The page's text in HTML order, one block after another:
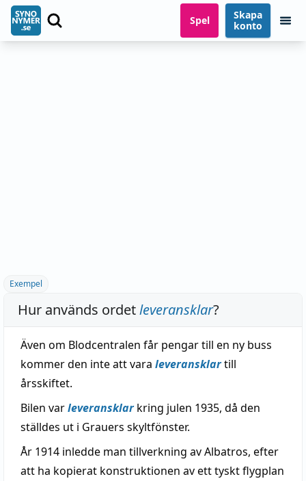
Spel
Skapa
konto
Exempel
Hur används ordetleveransklar?
Även om Blodcentralen får pengar till en ny buss
kommer den inte att vara leveransklartill
årsskiftet.
Bilen varleveransklarkring julen 1935, då den
ställdes ut i Grauers skyltfönster.
År 1914 inledde man tillverkning av Albatros, efter
att ha kopierat konstruktionen av ett tyskt flygplan